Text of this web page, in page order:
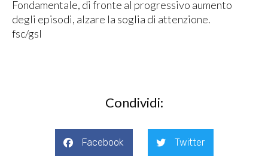
Fondamentale, di fronte al progressivo aumento
degli episodi, alzare la soglia di attenzione.
fsc/gsl
Condividi:
Facebook Twitter